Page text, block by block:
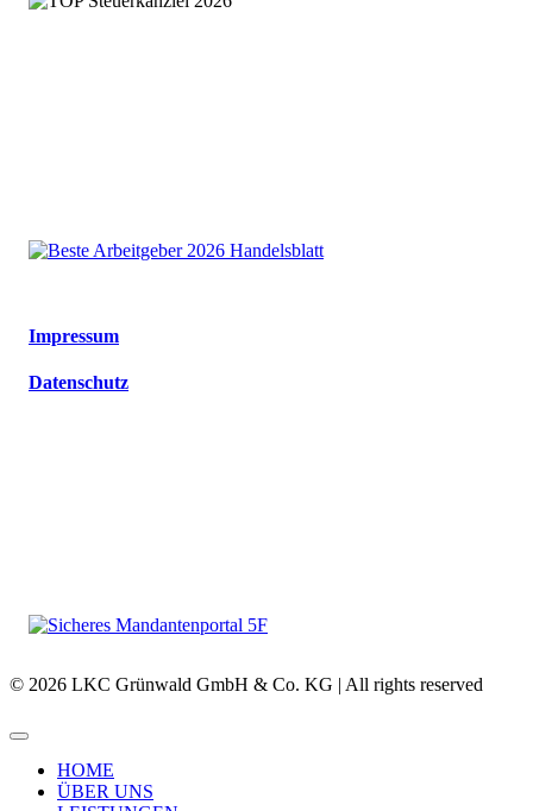
Impressum
Datenschutz
© 2026 LKC Grünwald GmbH & Co. KG | All rights reserved
HOME
ÜBER UNS